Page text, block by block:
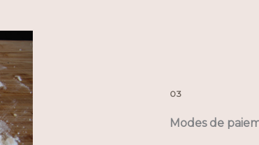
03
Modes de